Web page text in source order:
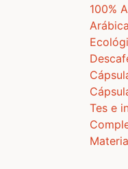
100%
Tes e